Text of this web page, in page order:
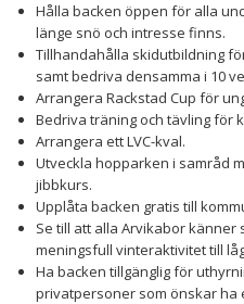
Hålla backen öppen för alla
länge snö och intresse finns.
Tillhandahålla skidutbildning
samt bedriva densamma i 10
Arrangera Rackstad Cup för
Bedriva träning och tävling för
Arrangera ett LVC-kval.
Utveckla hopparken i samråd
jibbkurs.
Upplåta backen gratis till
Se till att alla Arvikabor känner
meningsfull vinteraktivitet till
Ha backen tillgänglig för
privatpersoner som önskar ha